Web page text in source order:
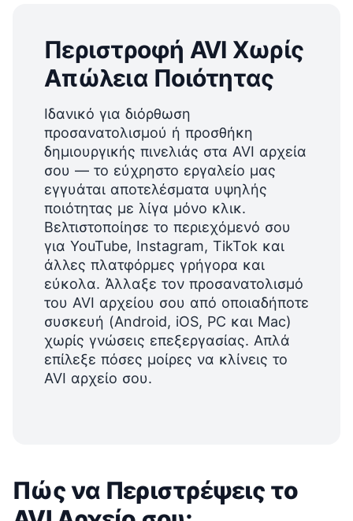
Περιστροφή AVI Χωρίς
Απώλεια Ποιότητας
Ιδανικό για διόρθωση
προσανατολισμού ή προσθήκη
δημιουργικής πινελιάς στα AVI αρχεία
σου — το εύχρηστο εργαλείο μας
εγγυάται αποτελέσματα υψηλής
ποιότητας με λίγα μόνο κλικ.
Βελτιστοποίησε το περιεχόμενό σου
για YouTube, Instagram, TikTok και
άλλες πλατφόρμες γρήγορα και
εύκολα. Άλλαξε τον προσανατολισμό
του AVI αρχείου σου από οποιαδήποτε
συσκευή (Android, iOS, PC και Mac)
χωρίς γνώσεις επεξεργασίας. Απλά
επίλεξε πόσες μοίρες να κλίνεις το
AVI αρχείο σου.
Πώς να Περιστρέψεις το